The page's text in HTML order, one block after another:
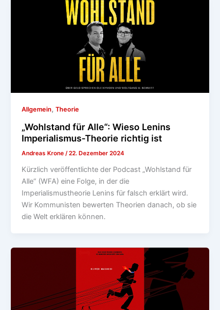
Allgemein,Theorie
„Wohlstand für Alle“: Wieso Lenins
Imperialismus-Theorie richtig ist
Andreas Krone/22. Dezember 2024
Kürzlich veröffentlichte der Podcast „Wohlstand für
Alle“ (WFA) eine Folge, in der die
Imperialismustheorie Lenins für falsch erklärt wird.
Wir Kommunisten bewerten Theorien danach, ob sie
die Welt erklären können.